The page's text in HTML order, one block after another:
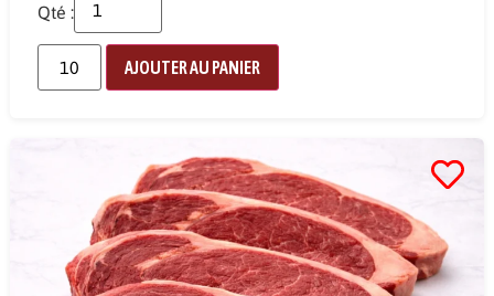
Qté :
AJOUTER AU PANIER